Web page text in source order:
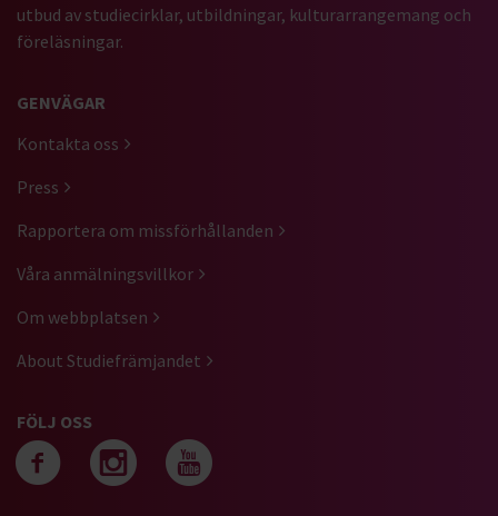
utbud av studiecirklar, utbildningar, kulturarrangemang och
föreläsningar.
GENVÄGAR
Kontakta oss
Press
Rapportera om missförhållanden
Våra anmälningsvillkor
Om webbplatsen
About Studiefrämjandet
FÖLJ OSS
Följ oss på facebook
Följ oss på
Följ oss på